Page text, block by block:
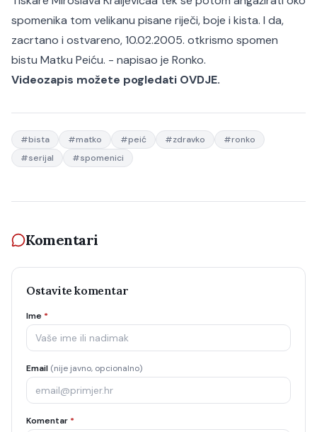
spomenika tom velikanu pisane riječi, boje i kista. I da,
zacrtano i ostvareno, 10.02.2005. otkrismo spomen
bistu Matku Peiću. - napisao je Ronko.
Videozapis možete pogledati OVDJE.
#bista #matko #peić #zdravko #ronko
#serijal #spomenici
Komentari
Ostavite komentar
Ime *
Email (nije javno, opcionalno)
Komentar *